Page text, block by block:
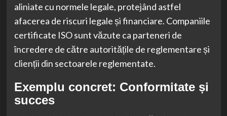
aliniate cu normele legale, protejând astfel
afacerea de riscuri legale și financiare. Companiile
certificate ISO sunt văzute ca parteneri de
încredere de către autoritățile de reglementare și
clienții din sectoarele reglementate.
Exemplu concret: Conformitate și
succes